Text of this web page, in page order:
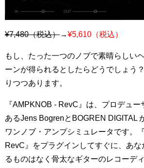
¥7,480（税込）→¥5,610（税込）
もし、たった一つのノブで素晴らしい
ーンが得られるとしたらどうでしょう
りつつあります。
『AMPKNOB - RevC』は、プロデュ
あるJens BogrenとBOGREN DIGITAL
ワンノブ・アンプシミュレータです。
RevC』をプラグインしてすぐに、あ
るものはなく骨太なギターのレコーデ